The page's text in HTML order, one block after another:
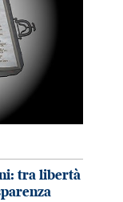
tra libertà